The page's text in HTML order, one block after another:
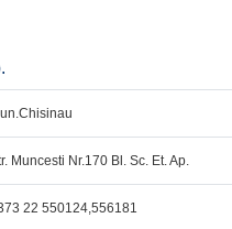
Muncesti Nr.170 Bl. Sc. Et. Ap.
22 550124,556181